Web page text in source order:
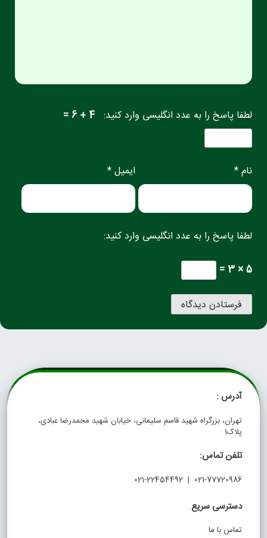
لطفا پاسخ را به عدد انگلیسی وارد کنید: 4 + 6 =
نام * ایمیل *
لطفا پاسخ را به عدد انگلیسی وارد کنید:
5 × 3 =
آدرس :
تهران، بزرگراه شهید قاسم سلیمانی، خیابان شهید محمدرضا عبادی،
پلاک1
تلفن تماس:
021-77720986 | 021-22454492
دسترسی سریع
تماس با ما